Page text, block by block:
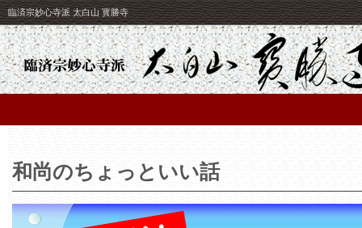
臨済宗妙心寺派 太白山 寳勝寺
和尚のちょっといい話